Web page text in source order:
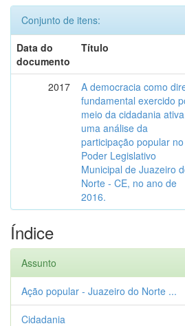
Conjunto de itens:
Data do
documento
Título
2017
A democracia como
fundamental exercido
meio da cidadania
uma análise da
participação popular no
Poder Legislativo
Municipal de Juazeiro
Norte - CE, no ano de
2016.
Índice
Assunto
Ação popular - Juazeiro do Norte ...
Cidadania